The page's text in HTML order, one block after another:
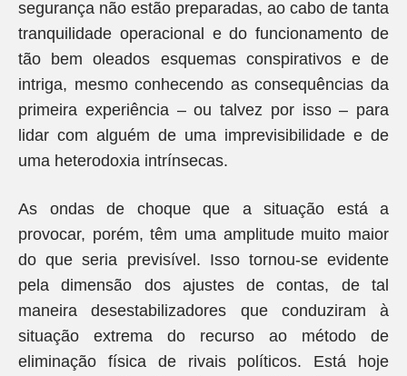
segurança não estão preparadas, ao cabo de tanta
tranquilidade operacional e do funcionamento de
tão bem oleados esquemas conspirativos e de
intriga, mesmo conhecendo as consequências da
primeira experiência – ou talvez por isso – para
lidar com alguém de uma imprevisibilidade e de
uma heterodoxia intrínsecas.
As ondas de choque que a situação está a
provocar, porém, têm uma amplitude muito maior
do que seria previsível. Isso tornou-se evidente
pela dimensão dos ajustes de contas, de tal
maneira desestabilizadores que conduziram à
situação extrema do recurso ao método de
eliminação física de rivais políticos. Está hoje